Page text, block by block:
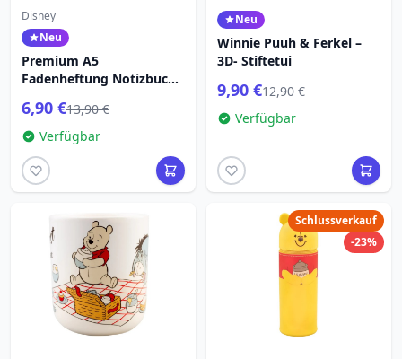
Disney
Neu
Premium A5
Fadenheftung Notizbuch
6,90 €13,90 €
Verfügbar
Neu
Winnie Puuh & Ferkel –
3D- Stiftetui
9,90 €12,90 €
Verfügbar
Schlussverkauf
-23%